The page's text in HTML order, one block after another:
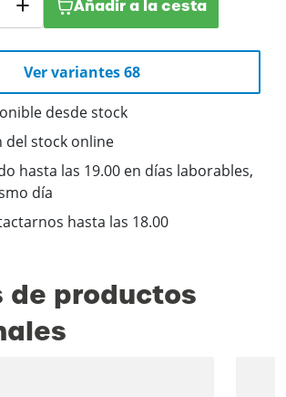
Añadir a la cesta
Ver variantes 68
desde stock
del stock online
hasta las 19.00 en días laborables,
día
hasta las 18.00
de productos